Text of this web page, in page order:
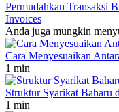
Permudahkan Transaksi
Invoices
Anda juga mungkin
Cara Menyesuaikan
1 min
Struktur Syarikat Baharu
1 min